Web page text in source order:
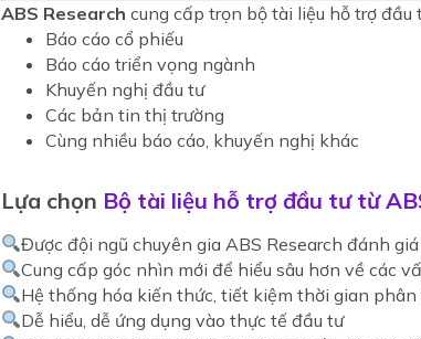
ABS Research cung cấp trọn bộ tài liệu hỗ trợ đầu
Báo cáo cổ phiếu
Báo cáo triển vọng ngành
Khuyến nghị đầu tư
Các bản tin thị trường
Cùng nhiều báo cáo, khuyến nghị khác
Lựa chọn Bộ tài liệu hỗ trợ đầu tư từ
Được đội ngũ chuyên gia ABS Research đánh
Cung cấp góc nhìn mới để hiểu sâu hơn về các
Hệ thống hóa kiến thức, tiết kiệm thời gian phân
Dễ hiểu, dễ ứng dụng vào thực tế đầu tư